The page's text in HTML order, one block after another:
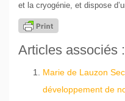
et la cryogénie, et dispose
Articles associés :
Marie de Lauzon
développement de